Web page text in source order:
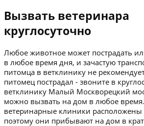
Вызвать ветеринара
круглосуточно
Любое животное может пострадать
в любое время дня, и зачастую
питомца в ветклинику не
питомец пострадал - звоните в
ветклинику Малый Москворецкий
можно вызвать на дом в любое
ветеринарные клиники расположены
поэтому они прибывают на дом в